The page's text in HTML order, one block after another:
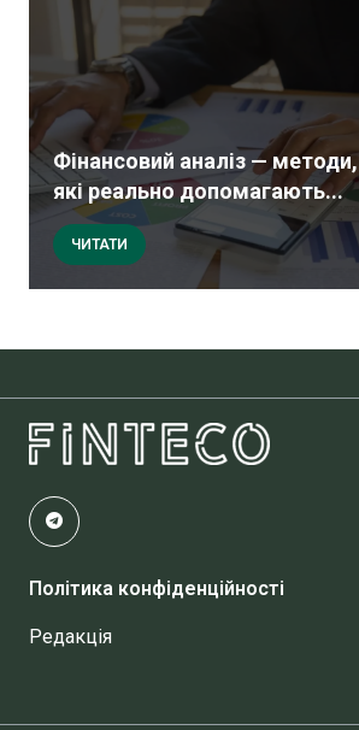
Фінансовий аналіз — методи,
які реально допомагають...
ЧИТАТИ
Політика конфіденційності
Редакція